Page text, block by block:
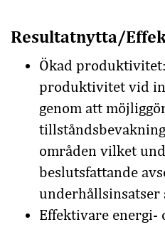
Resultatnytta/
Ökad
produktivitet vid
genom att
områden vilket
beslutsfattande
underhållsinsatser
Effektivare energi-